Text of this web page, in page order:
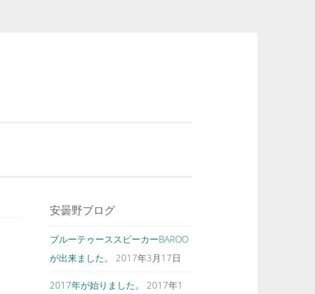
安曇野ブログ
ブルーテゥーススピーカーBAROO
が出来ました。
2017年3月17日
2017年が始りました。
2017年1